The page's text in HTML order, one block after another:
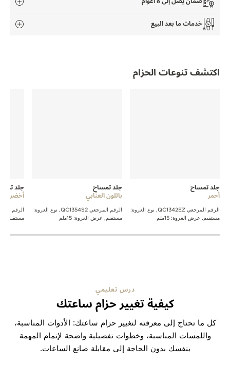
THE SOUND MAKER
STELLAR ODYSSEY
اطّلع على جميع الفعاليات
خدمات ما بعد البيع
اكتشف تنوعات الحزام
جلد تمساح
أحمر
الرقم المرجعي QC1342EZ, نوع العروة:
مستقيم, عرض العروة: 15ملم
جلد تمساح
باللون العنّابي
الرقم المرجعي QC1354S2, نوع العروة:
مستقيم, عرض العروة: 15ملم
جلد
أخضر
مستقيم, عرض
درس تعليمي
كيفية تغيير حزام ساعتك
كل ما تحتاج إلى معرفته لتغيير حزام ساعتك: الأدوات المناسبة،
واللمسات المناسبة، وخطوات تفصيلية واضحة لإتمام المهمة
بنفسك بدون الحاجة إلى مقابلة صانع الساعات.